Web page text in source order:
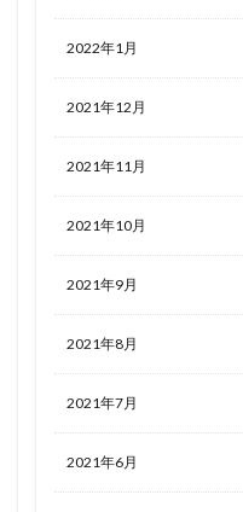
2022年1月
2021年12月
2021年11月
2021年10月
2021年9月
2021年8月
2021年7月
2021年6月